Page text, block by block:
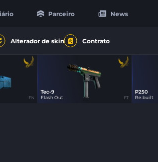
Parceiro News
Alterador de skin Contrato
FN
Tec-9
Flash Out FT
P250
Re.built